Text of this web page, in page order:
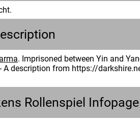
. Imprisoned between Yin and
A description from https://
Rollenspiel Infopage